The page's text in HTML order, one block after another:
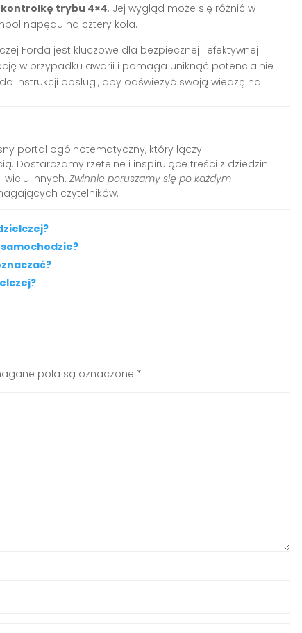
kontrolkę trybu 4×4. Jej wygląd może się różnić w
napędu na cztery koła.
Forda jest kluczowe dla bezpiecznej i efektywnej
w przypadku awarii i pomaga uniknąć potencjalnie
instrukcji obsługi, aby odświeżyć swoją wiedzę na
portal ogólnotematyczny, który łączy
Dostarczamy rzetelne i inspirujące treści z dziedzin
wielu innych. Zwinnie poruszamy się po każdym
czytelników.
pola są oznaczone *